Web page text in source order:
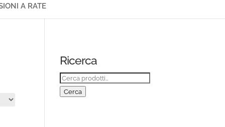
A RATE
Ricerca
Cerca:
Cerca